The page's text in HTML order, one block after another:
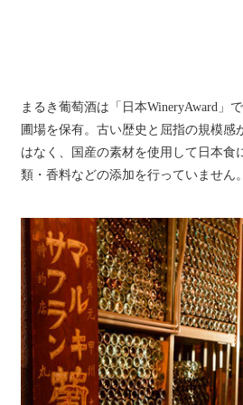
まるき葡萄酒は「日本WineryAward
圃場を保有。古い歴史と屈指の規模
はなく、国産の素材を使用して日本
類・香料などの添加を行っていません